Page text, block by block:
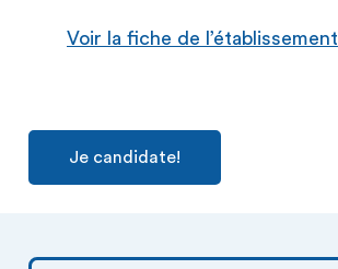
Voir la fiche de l’établissement
Je candidate!